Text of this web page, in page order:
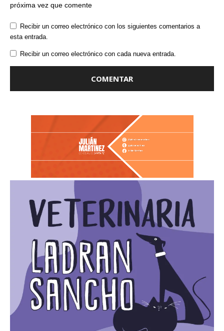
próxima vez que comente
Recibir un correo electrónico con los siguientes comentarios a
esta entrada.
Recibir un correo electrónico con cada nueva entrada.